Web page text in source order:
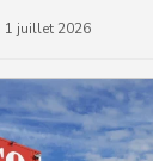
1 juillet 2026